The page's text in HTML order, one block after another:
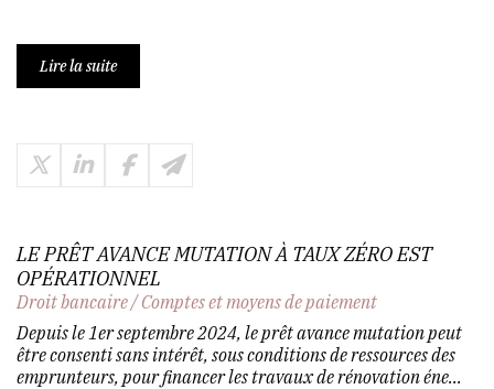
Lire la suite
LE PRÊT AVANCE MUTATION À TAUX ZÉRO EST
OPÉRATIONNEL
Droit bancaire/Comptes et moyens de paiement
Depuis le 1er septembre 2024, le prêt avance mutation peut
être consenti sans intérêt, sous conditions de ressources des
emprunteurs, pour financer les travaux de rénovation éne...